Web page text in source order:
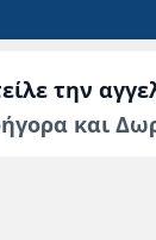
την
και